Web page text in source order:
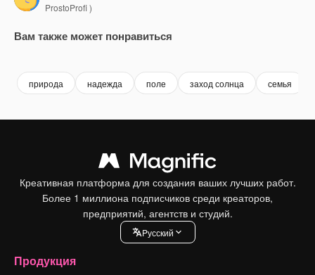
ProstoProfi )
Вам также может понравиться
природа надежда поле заход солнца семья
Креативная платформа для создания ваших лучших работ.
Более 1 миллиона подписчиков среди креаторов,
предприятий, агентств и студий.
Pусский
Продукция